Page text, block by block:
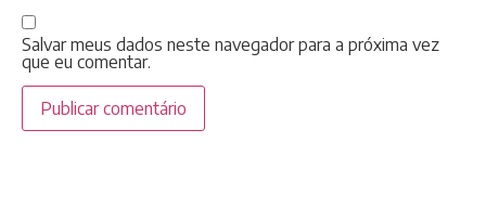
Salvar meus dados neste navegador para a próxima vez
que eu comentar.